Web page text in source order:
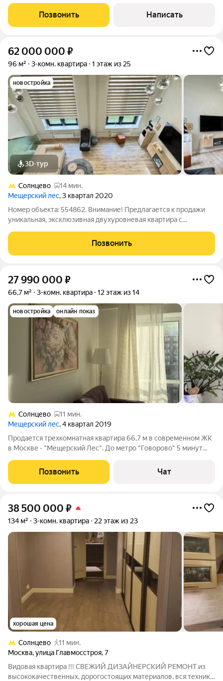
Застекленная лоджия Гардеробная и постирочная Просторный
коридор Окна выходят
Позвонить Написать
62 000 000 ₽
96 м² 3-комн. квартира 1 этаж из 25
новостройка
3D-тур
Солнцево
14 мин.
Мещерский лес, 3 квартал 2020
Номер объекта: 554862. Внимание! Предлагается к продажи
уникальная, эксклюзивная двухуровневая квартира с
«Мещерский лес». Это идеальный вариант для тех, кто ценит
пространство, стиль и комфорт
Позвонить
27 990 000 ₽
66,7 м² 3-комн. квартира 12 этаж из 14
новостройка онлайн показ
Солнцево
11 мин.
Мещерский лес, 4 квартал 2019
Продается трехкомнатная квартира 66,7 м в современном ЖК
в Москве - "Мещерский Лес". До метро "Говорово" 5 минут
центра Москвы займет около 20 минут без пробок. В квартире
выполнен
Позвонить Чат
38 500 000 ₽
134 м² 3-комн. квартира 22 этаж из 23
хорошая цена
Солнцево
11 мин.
Москва,улица Главмосстроя,7
Видовая квартира !!! СВЕЖИЙ ДИЗАЙНЕРСКИЙ РЕМОНТ из
высококачественных, дорогостоящих материалов, вся техника,